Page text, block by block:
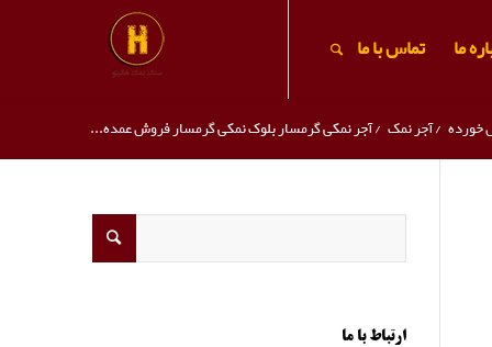
ما تماس با ما
/آجر نمک /آجر نمکی گرمسار بلوک نمکی گرمسار فروش عمده...
ارتباط با ما